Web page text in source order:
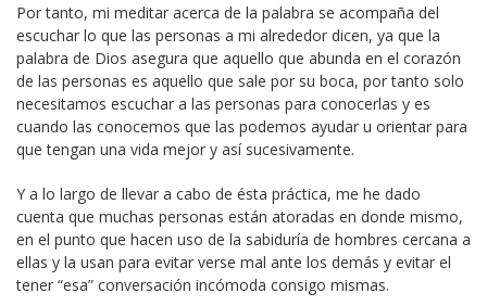
Por tanto, mi meditar acerca de la palabra se acompaña del
escuchar lo que las personas a mi alrededor dicen, ya que la
palabra de Dios asegura que aquello que abunda en el corazón
de las personas es aquello que sale por su boca, por tanto solo
necesitamos escuchar a las personas para conocerlas y es
cuando las conocemos que las podemos ayudar u orientar para
que tengan una vida mejor y así sucesivamente.
Y a lo largo de llevar a cabo de ésta práctica, me he dado
cuenta que muchas personas están atoradas en donde mismo,
en el punto que hacen uso de la sabiduría de hombres cercana a
ellas y la usan para evitar verse mal ante los demás y evitar el
tener “esa” conversación incómoda consigo mismas.